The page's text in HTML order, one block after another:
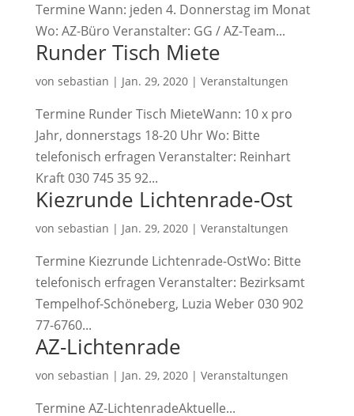
Termine Wann: jeden 4. Donnerstag im Monat
Wo: AZ-Büro Veranstalter: GG / AZ-Team...
Runder Tisch Miete
von sebastian | Jan. 29, 2020| Veranstaltungen
Termine Runder Tisch MieteWann: 10 x pro
Jahr, donnerstags 18-20 Uhr Wo: Bitte
telefonisch erfragen Veranstalter: Reinhart
Kraft 030 745 35 92...
Kiezrunde Lichtenrade-Ost
von sebastian | Jan. 29, 2020| Veranstaltungen
Termine Kiezrunde Lichtenrade-OstWo: Bitte
telefonisch erfragen Veranstalter: Bezirksamt
Tempelhof-Schöneberg, Luzia Weber 030 902
77-6760...
AZ-Lichtenrade
von sebastian | Jan. 29, 2020| Veranstaltungen
Termine AZ-LichtenradeAktuelle...